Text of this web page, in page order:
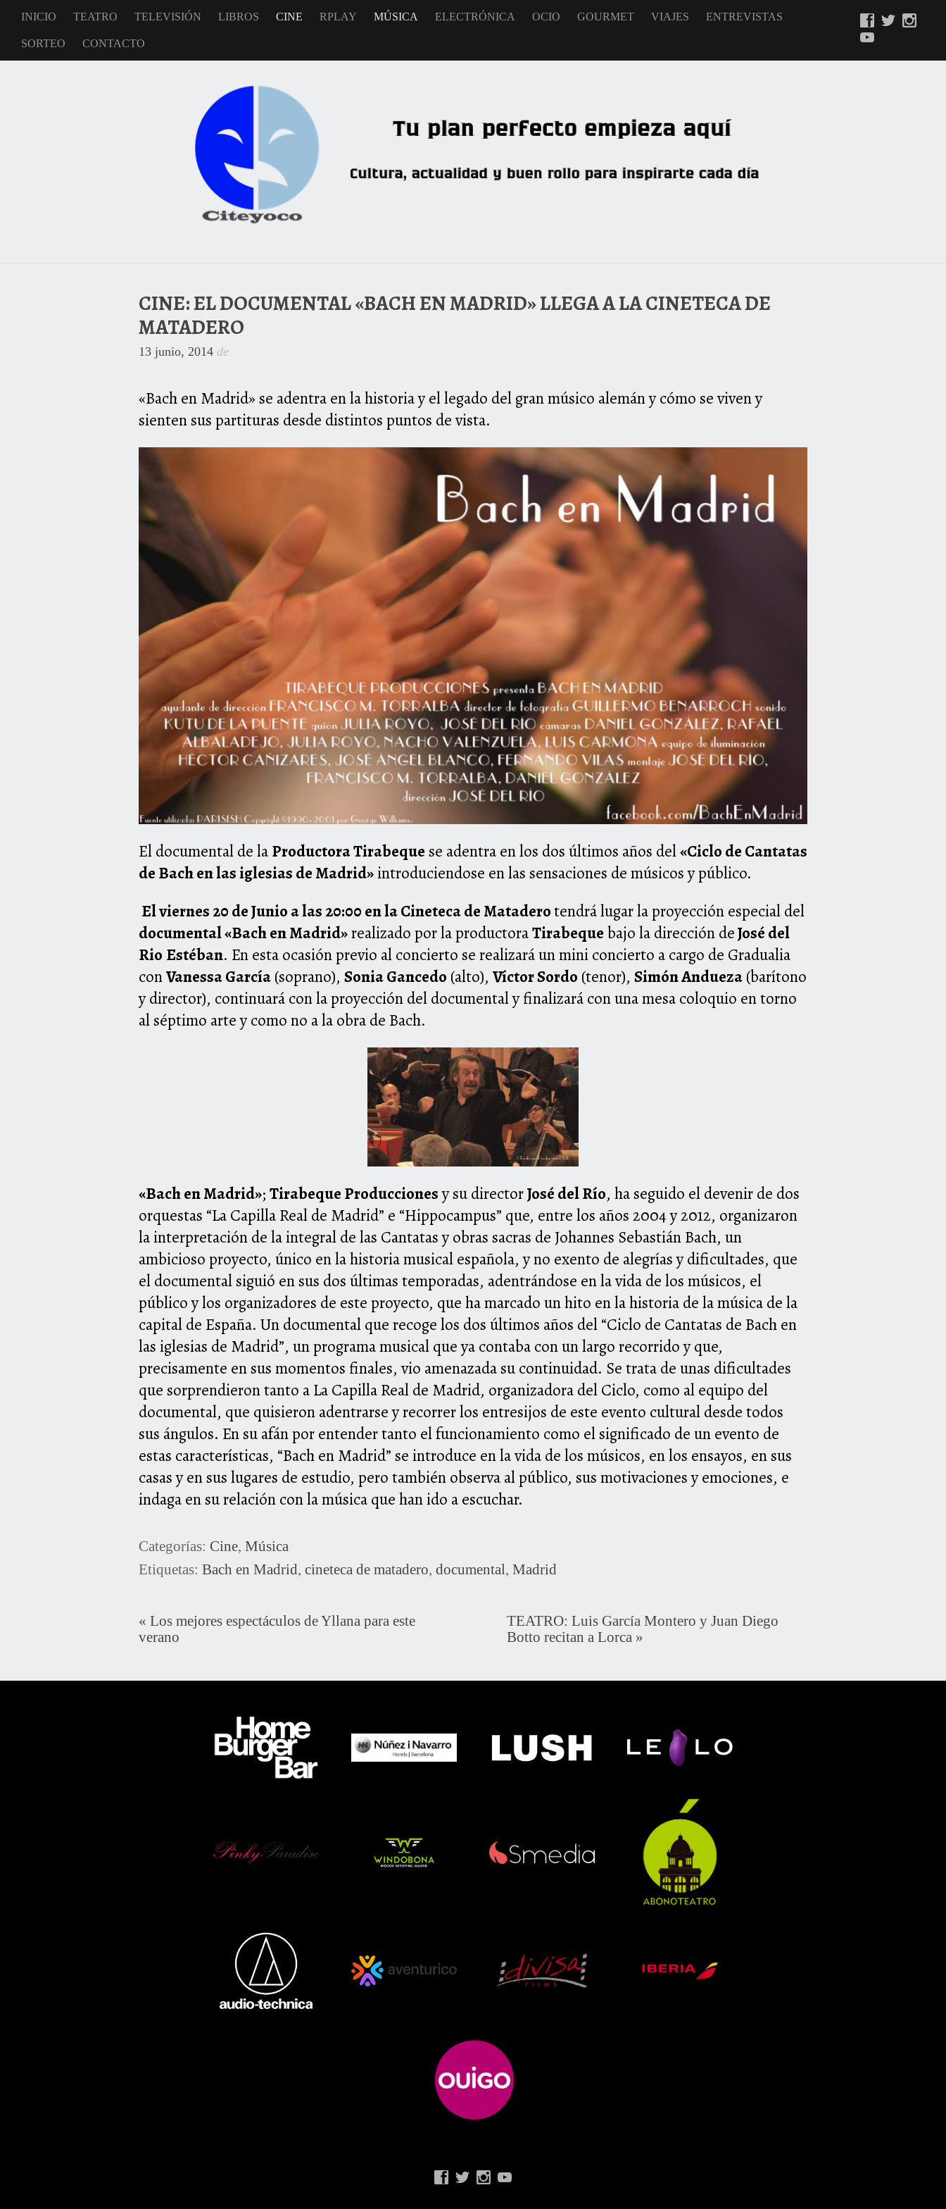
INICIO TEATRO TELEVISIÓN LIBROS CINE RPLAY MÚSICA ELECTRÓNICA OCIO GOURMET VIAJES ENTREVISTAS
SORTEO CONTACTO
CINE: EL DOCUMENTAL «BACH EN MADRID» LLEGA A LA CINETECA DE
MATADERO
13 junio, 2014 de
«Bach en Madrid» se adentra en la historia y el legado del gran músico alemán y cómo se viven y
sienten sus partituras desde distintos puntos de vista.
El documental de laProductora Tirabequese adentra en los dos últimos años del«Ciclo de Cantatas
de Bach en las iglesias de Madrid»introduciendose en las sensaciones de músicos y público.
Elviernes 20 de Junio a las 20:00en laCineteca de Mataderotendrá lugar la proyección especial del
documental «Bach en Madrid»realizado por la productoraTirabequebajo la dirección deJosé del
Rio Estéban. En esta ocasión previo al concierto se realizará un mini concierto a cargo de Gradualia
conVanessa García(soprano), Sonia Gancedo (alto), Víctor Sordo (tenor), Simón Andueza(barítono
y director), continuará con la proyección del documental y finalizará con una mesa coloquio en torno
al séptimo arte y como no a la obra de Bach.
«Bach en Madrid»;Tirabeque Produccionesy su directorJosé del Río, ha seguido el devenir de dos
orquestas “La Capilla Real de Madrid” e “Hippocampus” que, entre los años 2004 y 2012, organizaron
la interpretación de la integral de las Cantatas y obras sacras de Johannes Sebastián Bach, un
ambicioso proyecto, único en la historia musical española, y no exento de alegrías y dificultades, que
el documental siguió en sus dos últimas temporadas, adentrándose en la vida de los músicos, el
público y los organizadores de este proyecto, que ha marcado un hito en la historia de la música de la
capital de España. Un documental que recoge los dos últimos años del “Ciclo de Cantatas de Bach en
las iglesias de Madrid”, un programa musical que ya contaba con un largo recorrido y que,
precisamente en sus momentos finales, vio amenazada su continuidad. Se trata de unas dificultades
que sorprendieron tanto a La Capilla Real de Madrid, organizadora del Ciclo, como al equipo del
documental, que quisieron adentrarse y recorrer los entresijos de este evento cultural desde todos
sus ángulos. En su afán por entender tanto el funcionamiento como el significado de un evento de
estas características, “Bach en Madrid” se introduce en la vida de los músicos, en los ensayos, en sus
casas y en sus lugares de estudio, pero también observa al público, sus motivaciones y emociones, e
indaga en su relación con la música que han ido a escuchar.
Categorías: Cine, Música
Etiquetas: Bach en Madrid, cineteca de matadero, documental , Madrid
« Los mejores espectáculos de Yllana para este
verano
TEATRO: Luis García Montero y Juan Diego
Botto recitan a Lorca »